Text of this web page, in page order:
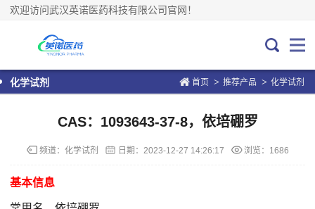
欢迎访问武汉英诺医药科技有限公司官网！
首页 > 推荐产品 > 化学试剂
化学试剂
CAS：1093643-37-8，依培硼罗
频道： 化学试剂 日期： 2023-12-27 14:26:17 浏览：1686
基本信息